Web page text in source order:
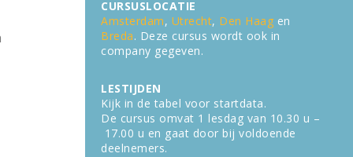
CURSUSLOCATIE
Amsterdam, Utrecht, Den Haag en
Breda. Deze cursus wordt ook in
company gegeven.
LESTIJDEN
Kijk in de tabel voor startdata.
De cursus omvat 1 lesdag van 10.30 u –
17.00 u en gaat door bij voldoende
deelnemers.